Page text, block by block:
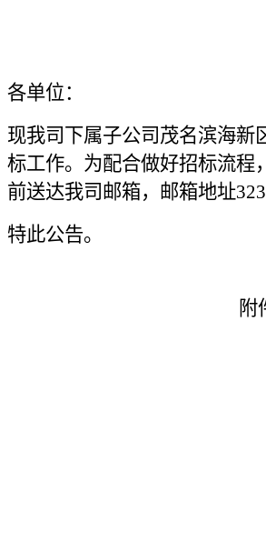
各单位：
现我司下属子公司茂名滨海新
标工作。为配合做好招标流程
前送达我司邮箱，邮箱地址
特此公告。
附